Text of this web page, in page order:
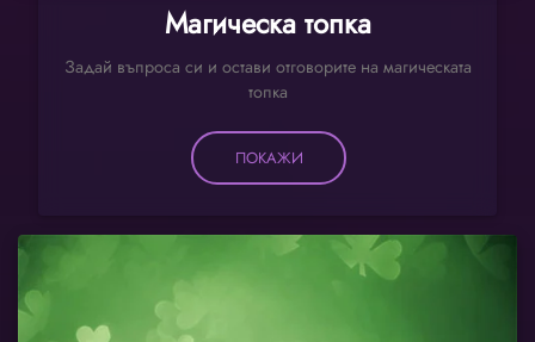
Магическа топка
Задай въпроса си и остави отговорите на магическата
топка
ПОКАЖИ